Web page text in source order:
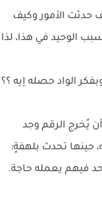
حدثت الأمور وكيف
الوحيد في هذا، لذا
الواد حصله إيه ؟؟
يُخرج الرقم وجد
حينها تحدث بلهفةٍ:
حد فيهم يعمله حاجة.